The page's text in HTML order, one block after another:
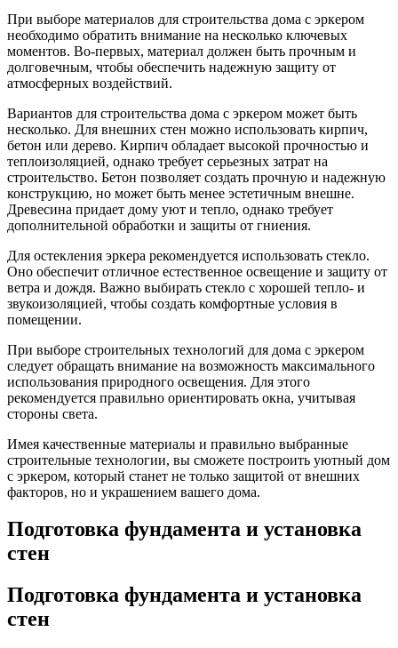
При выборе материалов для строительства дома с эркером
необходимо обратить внимание на несколько ключевых
моментов. Во-первых, материал должен быть прочным и
долговечным, чтобы обеспечить надежную защиту от
атмосферных воздействий.
Вариантов для строительства дома с эркером может быть
несколько. Для внешних стен можно использовать кирпич,
бетон или дерево. Кирпич обладает высокой прочностью и
теплоизоляцией, однако требует серьезных затрат на
строительство. Бетон позволяет создать прочную и надежную
конструкцию, но может быть менее эстетичным внешне.
Древесина придает дому уют и тепло, однако требует
дополнительной обработки и защиты от гниения.
Для остекления эркера рекомендуется использовать стекло.
Оно обеспечит отличное естественное освещение и защиту от
ветра и дождя. Важно выбирать стекло с хорошей тепло- и
звукоизоляцией, чтобы создать комфортные условия в
помещении.
При выборе строительных технологий для дома с эркером
следует обращать внимание на возможность максимального
использования природного освещения. Для этого
рекомендуется правильно ориентировать окна, учитывая
стороны света.
Имея качественные материалы и правильно выбранные
строительные технологии, вы сможете построить уютный дом
с эркером, который станет не только защитой от внешних
факторов, но и украшением вашего дома.
Подготовка фундамента и установка
стен
Подготовка фундамента и установка
стен